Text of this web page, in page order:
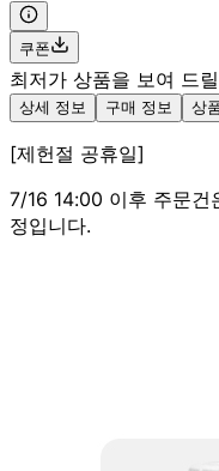
쿠폰
최저가 상품을 보여 드
상세 정보 구매 정보 상
[제헌절 공휴일]
7/16 14:00 이후 주문
정입니다.